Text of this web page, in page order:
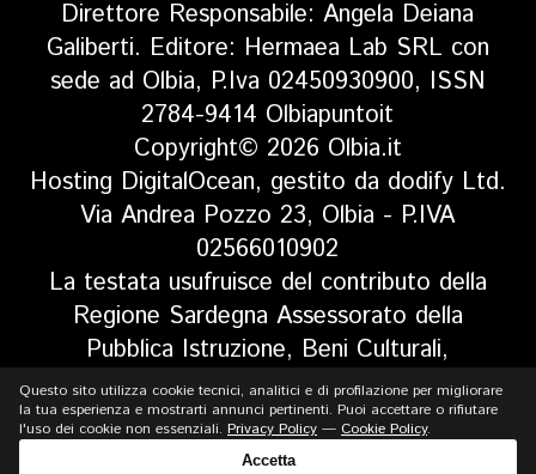
Direttore Responsabile: Angela Deiana
Galiberti. Editore: Hermaea Lab SRL con
sede ad Olbia, P.Iva 02450930900, ISSN
2784-9414 Olbiapuntoit
Copyright© 2026 Olbia.it
Hosting DigitalOcean, gestito da dodify Ltd.
Via Andrea Pozzo 23, Olbia - P.IVA
02566010902
La testata usufruisce del contributo della
Regione Sardegna Assessorato della
Pubblica Istruzione, Beni Culturali,
Informazione, Spettacolo e Sport. Legge
regionale 13 aprile 2017 n. 5, art 8 comma
13
Questo sito utilizza cookie tecnici, analitici e di profilazione per migliorare
la tua esperienza e mostrarti annunci pertinenti. Puoi accettare o rifiutare
l'uso dei cookie non essenziali. Privacy Policy — Cookie Policy.
Accetta